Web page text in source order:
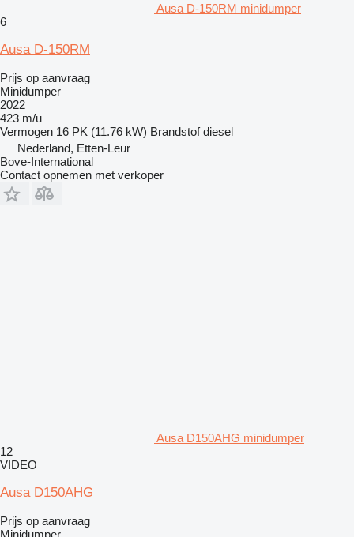
Ausa D-150RM minidumper
6
Ausa D-150RM
Prijs op aanvraag
Minidumper
2022
423 m/u
Vermogen 16 PK (11.76 kW) Brandstof diesel
Nederland, Etten-Leur
Bove-International
Contact opnemen met verkoper
Ausa D150AHG minidumper
12
VIDEO
Ausa D150AHG
Prijs op aanvraag
Minidumper